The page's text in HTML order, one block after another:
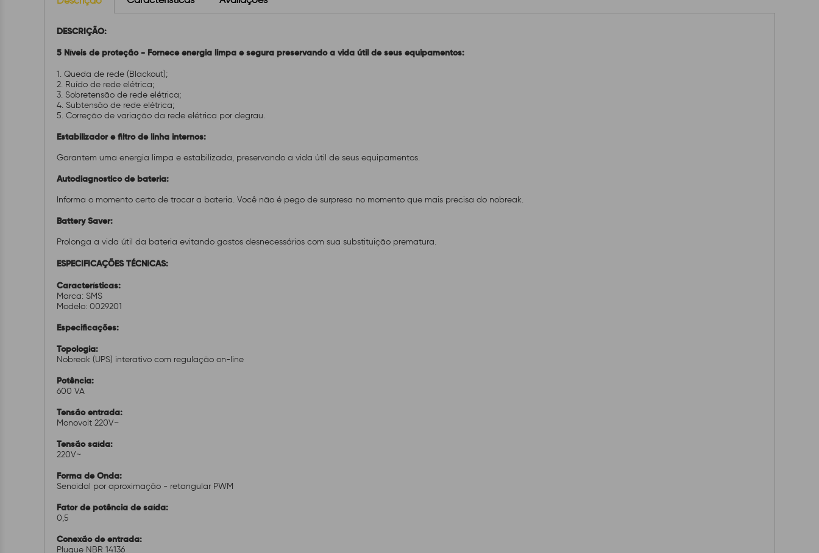
DESCRIÇÃO:
5 Níveis de proteção - Fornece energia limpa e segura preservando a vida útil de seus equipamentos:
1. Queda de rede (Blackout);
2. Ruído de rede elétrica;
3. Sobretensão de rede elétrica;
4. Subtensão de rede elétrica;
5. Correção de variação da rede elétrica por degrau.
Estabilizador e filtro de linha internos:
Garantem uma energia limpa e estabilizada, preservando a vida útil de seus equipamentos.
Autodiagnostico de bateria:
Informa o momento certo de trocar a bateria. Você não é pego de surpresa no momento que mais precisa do nobreak.
Battery Saver:
Prolonga a vida útil da bateria evitando gastos desnecessários com sua substituição prematura.
ESPECIFICAÇÕES TÉCNICAS:
Características:
Marca: SMS
Modelo: 0029201
Especificações:
Topologia:
Nobreak (UPS) interativo com regulação on-line
Potência:
600 VA
Tensão entrada:
Monovolt 220V~
Tensão saída:
220V~
Forma de Onda:
Senoidal por aproximação - retangular PWM
Fator de potência de saída:
0,5
Conexão de entrada:
Plugue NBR 14136